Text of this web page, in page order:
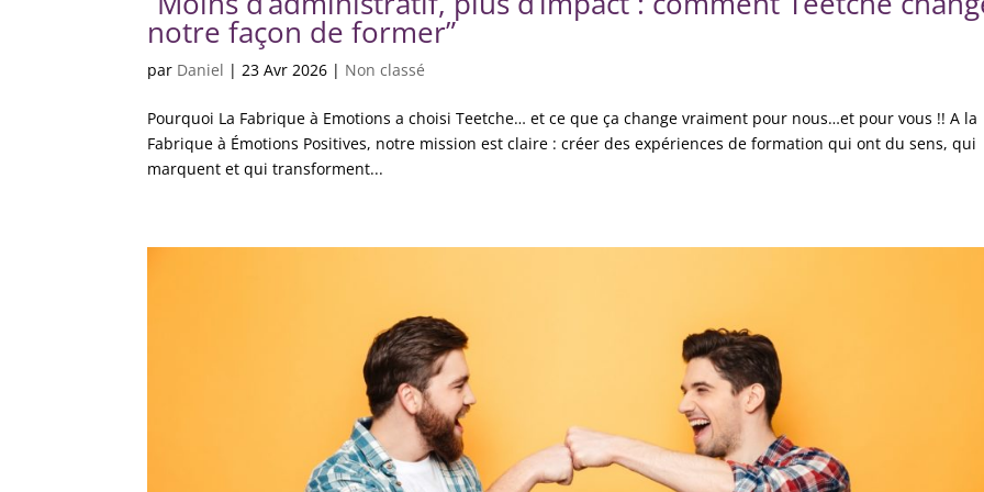
notre façon de former”
par Daniel |23 Avr 2026 | Non classé
Pourquoi La Fabrique à Emotions a choisi Teetche… et ce que ça change vraiment pour nous…et pour vous !! A la
Fabrique à Émotions Positives, notre mission est claire : créer des expériences de formation qui ont du sens, qui
marquent et qui transforment...